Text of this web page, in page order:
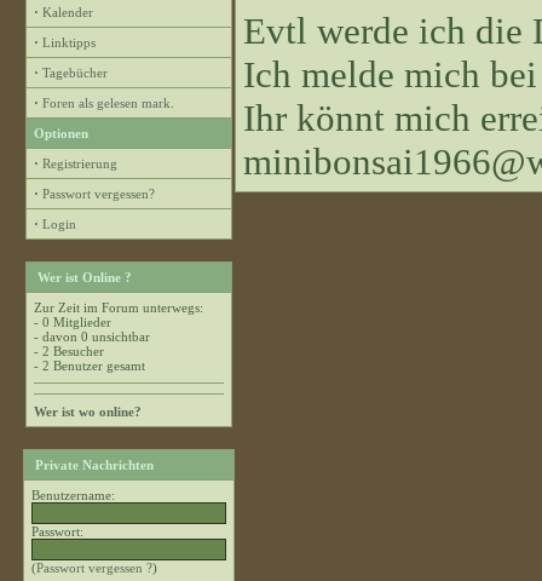
· Kalender
· Linktipps
· Tagebücher
· Foren als gelesen mark.
Optionen
· Registrierung
· Passwort vergessen?
· Login
Wer ist Online ?
Zur Zeit im Forum unterwegs:
- 0 Mitglieder
- davon 0 unsichtbar
- 2 Besucher
- 2 Benutzer gesamt
Wer ist wo online?
Private Nachrichten
Benutzername:
Passwort:
(Passwort vergessen ?)
Evtl werde ich die
Ich melde mich
Ihr könnt mich